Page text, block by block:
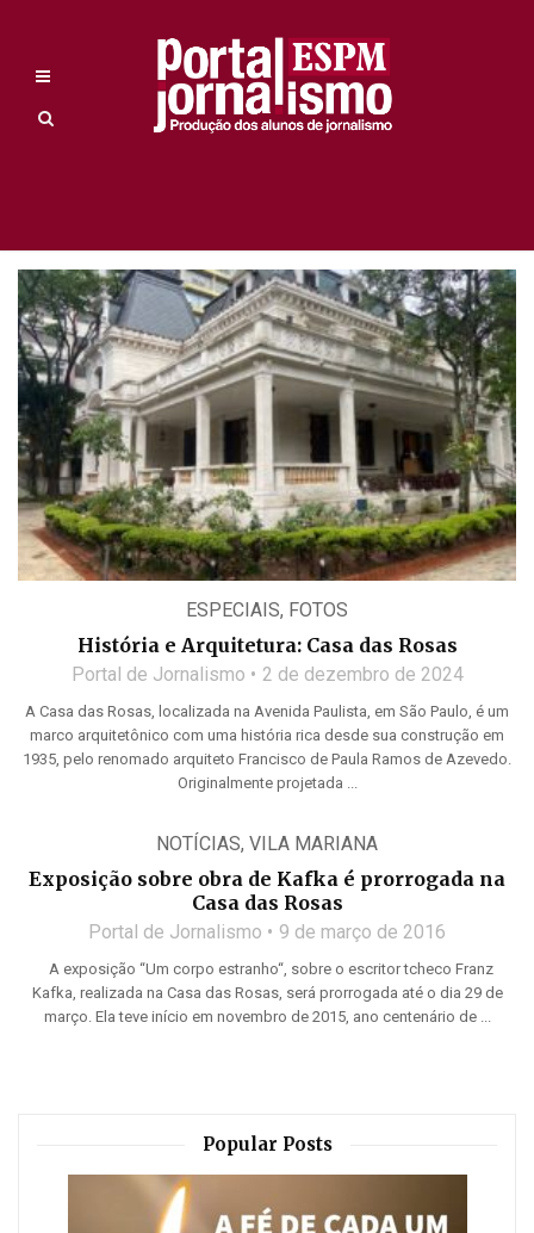
ESPECIAIS, FOTOS
História e Arquitetura: Casa das Rosas
Portal de Jornalismo 2 de dezembro de 2024
A Casa das Rosas, localizada na Avenida Paulista, em São Paulo, é um
marco arquitetônico com uma história rica desde sua construção em
1935, pelo renomado arquiteto Francisco de Paula Ramos de Azevedo.
Originalmente projetada ...
NOTÍCIAS, VILA MARIANA
Exposição sobre obra de Kafka é prorrogada na
Casa das Rosas
Portal de Jornalismo 9 de março de 2016
A exposição “Um corpo estranho“, sobre o escritor tcheco Franz
Kafka, realizada na Casa das Rosas, será prorrogada até o dia 29 de
março. Ela teve início em novembro de 2015, ano centenário de ...
Popular Posts